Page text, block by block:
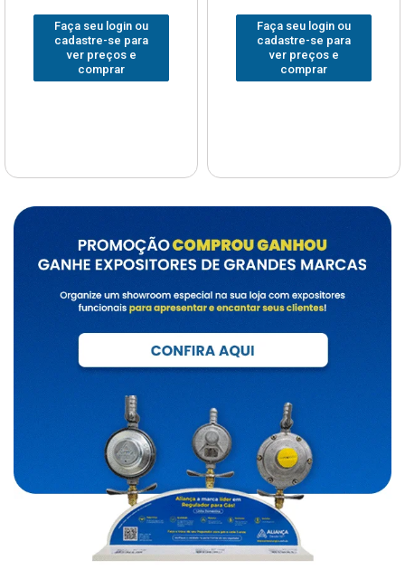
Faça seu login ou
cadastre-se para
ver preços e
comprar
Faça seu login ou
cadastre-se para
ver preços e
comprar